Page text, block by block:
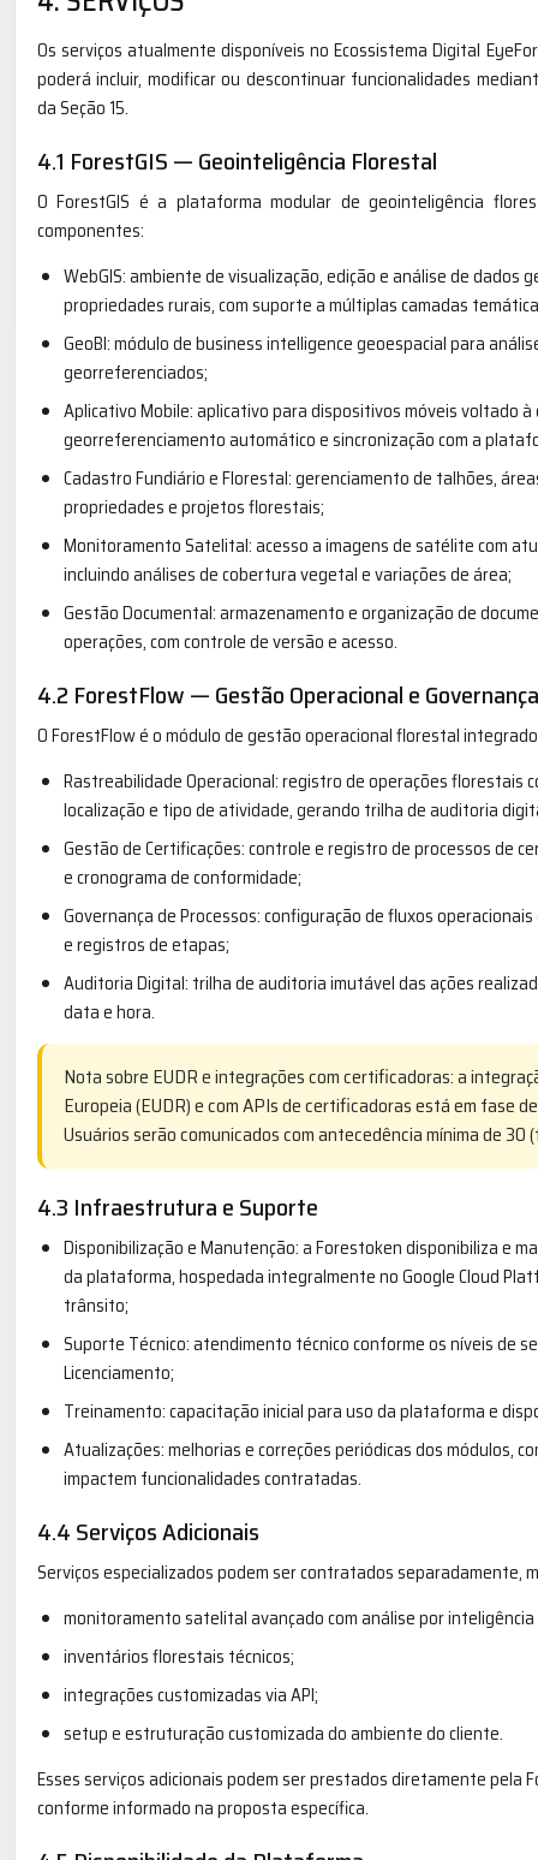
Os serviços atualmente disponíveis no Ecossistema Digital
poderá incluir, modificar ou descontinuar funcionalidades
da Seção 15.
4.1 ForestGIS — Geointeligência Florestal
O ForestGIS é a plataforma modular de geointeligência
componentes:
WebGIS: ambiente de visualização, edição e análise de
propriedades rurais, com suporte a múltiplas camadas
GeoBI: módulo de business intelligence geoespacial para
georreferenciados;
Aplicativo Mobile: aplicativo para dispositivos móveis voltado à
georreferenciamento automático e sincronização com a
Cadastro Fundiário e Florestal: gerenciamento de talhões,
propriedades e projetos florestais;
Monitoramento Satelital: acesso a imagens de satélite com
incluindo análises de cobertura vegetal e variações de área;
Gestão Documental: armazenamento e organização de
operações, com controle de versão e acesso.
4.2 ForestFlow — Gestão Operacional e Governança
O ForestFlow é o módulo de gestão operacional florestal
Rastreabilidade Operacional: registro de operações florestais
localização e tipo de atividade, gerando trilha de auditoria
Gestão de Certificações: controle e registro de processos de
e cronograma de conformidade;
Governança de Processos: configuração de fluxos
e registros de etapas;
Auditoria Digital: trilha de auditoria imutável das ações
data e hora.
Nota sobre EUDR e integrações com certificadoras: a
Europeia (EUDR) e com APIs de certificadoras está em fase
Usuários serão comunicados com antecedência mínima de
4.3 Infraestrutura e Suporte
Disponibilização e Manutenção: a Forestoken disponibiliza e
da plataforma, hospedada integralmente no Google Cloud
trânsito;
Suporte Técnico: atendimento técnico conforme os níveis de
Licenciamento;
Treinamento: capacitação inicial para uso da plataforma e
Atualizações: melhorias e correções periódicas dos módulos,
impactem funcionalidades contratadas.
4.4 Serviços Adicionais
Serviços especializados podem ser contratados separadamente,
monitoramento satelital avançado com análise por
inventários florestais técnicos;
integrações customizadas via API;
setup e estruturação customizada do ambiente do cliente.
Esses serviços adicionais podem ser prestados diretamente pela
conforme informado na proposta específica.